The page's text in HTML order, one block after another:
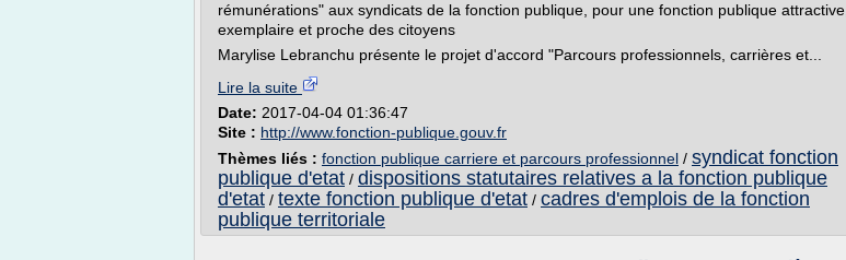
rémunérations" aux syndicats de la fonction publique, pour une fonction publique attractive,
exemplaire et proche des citoyens
Marylise Lebranchu présente le projet d'accord "Parcours professionnels, carrières et...
Lire la suite
Date: 2017-04-04 01:36:47
Site : http://www.fonction-publique.gouv.fr
Thèmes liés : fonction publique carriere et parcours professionnel / syndicat fonction
publique d'etat / dispositions statutaires relatives a la fonction publique
d'etat / texte fonction publique d'etat / cadres d'emplois de la fonction
publique territoriale